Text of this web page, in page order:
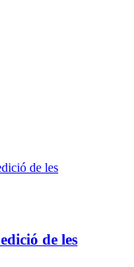
de les